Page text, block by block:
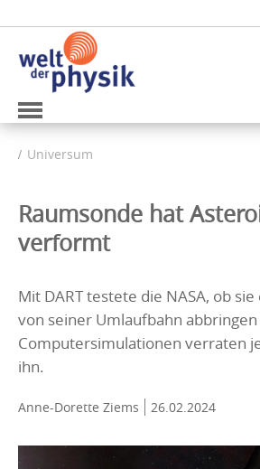
Universum
Raumsonde hat
verformt
Mit DART testete die NASA, ob
von seiner Umlaufbahn
Computersimulationen verraten
ihn.
Anne-Dorette Ziems 26.02.2024